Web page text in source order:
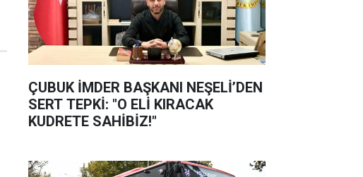
ÇUBUK İMDER BAŞKANI NEŞELİ’DEN
SERT TEPKİ: "O ELİ KIRACAK
KUDRETE SAHİBİZ!"